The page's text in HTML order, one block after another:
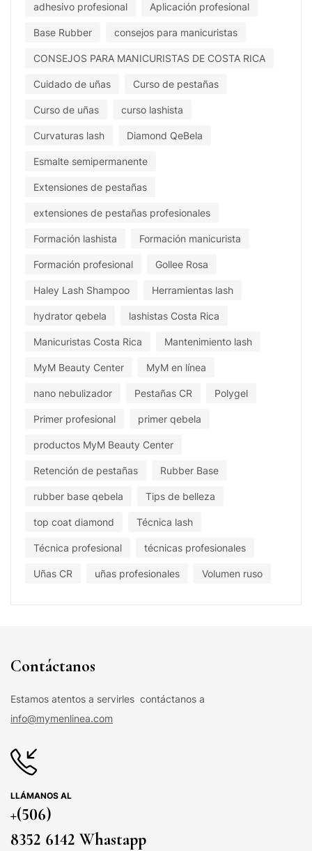
adhesivo profesional Aplicación profesional
Base Rubber consejos para manicuristas
CONSEJOS PARA MANICURISTAS DE COSTA RICA
Cuidado de uñas Curso de pestañas
Curso de uñas curso lashista
Curvaturas lash Diamond QeBela
Esmalte semipermanente
Extensiones de pestañas
extensiones de pestañas profesionales
Formación lashista Formación manicurista
Formación profesional Gollee Rosa
Haley Lash Shampoo Herramientas lash
hydrator qebela lashistas Costa Rica
Manicuristas Costa Rica Mantenimiento lash
MyM Beauty Center MyM en línea
nano nebulizador Pestañas CR Polygel
Primer profesional primer qebela
productos MyM Beauty Center
Retención de pestañas Rubber Base
rubber base qebela Tips de belleza
top coat diamond Técnica lash
Técnica profesional técnicas profesionales
Uñas CR uñas profesionales Volumen ruso
Contáctanos
Estamos atentos a servirles contáctanos a
info@mymenlinea.com
LLÁMANOS AL
+(506)
8352 6142 Whastapp